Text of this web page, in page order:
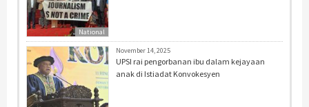
National
November 14, 2025
UPSI rai pengorbanan ibu dalam kejayaan
anak di Istiadat Konvokesyen